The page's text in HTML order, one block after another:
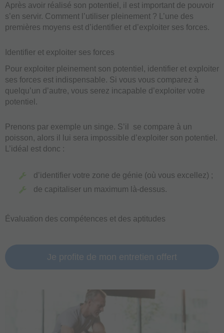
Après avoir réalisé son potentiel, il est important de pouvoir
s’en servir. Comment l’utiliser pleinement ? L’une des
premières moyens est d’identifier et d’exploiter ses forces.
Identifier et exploiter ses forces
Pour exploiter pleinement son potentiel, identifier et exploiter
ses forces est indispensable. Si vous vous comparez à
quelqu’un d’autre, vous serez incapable d’exploiter votre
potentiel.
Prenons par exemple un singe. S’il se compare à un
poisson, alors il lui sera impossible d’exploiter son potentiel.
L’idéal est donc :
d’identifier votre zone de génie (où vous excellez) ;
de capitaliser un maximum là-dessus.
Évaluation des compétences et des aptitudes
Je profite de mon entretien offert